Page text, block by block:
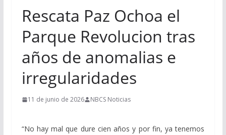
Rescata Paz Ochoa el
Parque Revolucion tras
años de anomalias e
irregularidades
11 de junio de 2026 NBCS Noticias
“No hay mal que dure cien años y por fin, ya tenemos